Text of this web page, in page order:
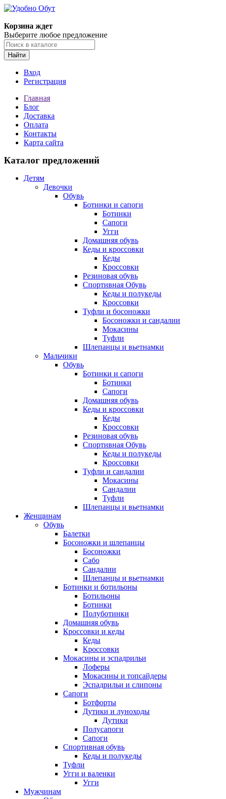
Корзина ждет
Выберите любое предложение
Найти
Вход
Регистрация
Главная
Блог
Доставка
Оплата
Контакты
Карта сайта
Каталог предложений
Детям
Девочки
Обувь
Ботинки и сапоги
Ботинки
Сапоги
Угги
Домашняя обувь
Кеды и кроссовки
Кеды
Кроссовки
Резиновая обувь
Спортивная Обувь
Кеды и полукеды
Кроссовки
Туфли и босоножки
Босоножки и сандалии
Мокасины
Туфли
Шлепанцы и вьетнамки
Мальчики
Обувь
Ботинки и сапоги
Ботинки
Сапоги
Домашняя обувь
Кеды и кроссовки
Кеды
Кроссовки
Резиновая обувь
Спортивная Обувь
Кеды и полукеды
Кроссовки
Туфли и сандалии
Мокасины
Сандалии
Туфли
Шлепанцы и вьетнамки
Женщинам
Обувь
Балетки
Босоножки и шлепанцы
Босоножки
Сабо
Сандалии
Шлепанцы и вьетнамки
Ботинки и ботильоны
Ботильоны
Ботинки
Полуботинки
Домашняя обувь
Кроссовки и кеды
Кеды
Кроссовки
Мокасины и эспадрильи
Лоферы
Мокасины и топсайдеры
Эспадрильи и слипоны
Сапоги
Ботфорты
Дутики и луноходы
Дутики
Полусапоги
Сапоги
Спортивная обувь
Кеды и полукеды
Туфли
Угги и валенки
Угги
Мужчинам